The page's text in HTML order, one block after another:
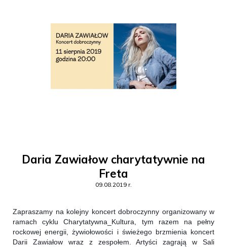
Daria Zawiałow charytatywnie na
Freta
09.08.2019 r.
Zapraszamy na kolejny koncert dobroczynny organizowany w
ramach cyklu Charytatywna_Kultura, tym razem na pełny
rockowej energii, żywiołowości i świeżego brzmienia koncert
Darii Zawiałow wraz z zespołem. Artyści zagrają w Sali